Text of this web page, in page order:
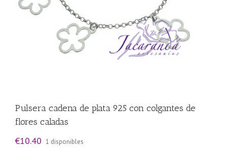
Pulsera cadena de plata 925 con colgantes de
flores caladas
€10.40 1 disponibles